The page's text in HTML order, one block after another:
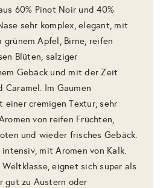
60% Pinot Noir und 40%
sehr komplex, elegant, mit
grünem Apfel, Birne, reifen
Blüten, salziger
Gebäck und mit der Zeit
Caramel. Im Gaumen
cremigen Textur, sehr
von reifen Früchten,
und wieder frisches Gebäck.
mit Aromen von Kalk.
Weltklasse, eignet sich super als
gut zu Austern oder